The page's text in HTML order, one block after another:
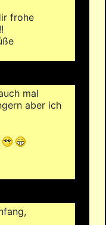
frohe
mal
aber ich